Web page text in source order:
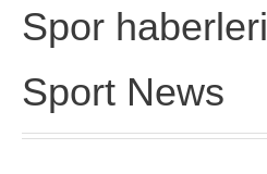
Spor haberleri
Sport News